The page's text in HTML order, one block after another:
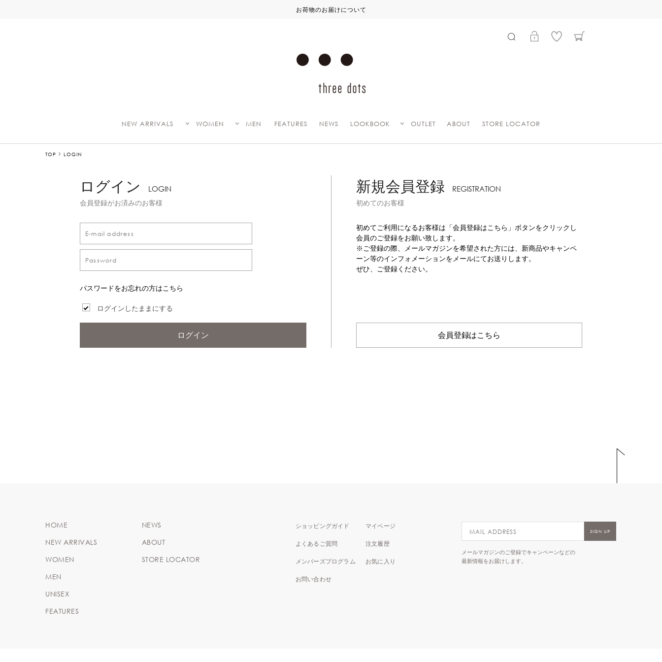
お荷物のお届けについて
NEW ARRIVALS WOMEN MEN FEATURES NEWS LOOKBOOK OUTLET ABOUT STORE LOCATOR
TOP LOGIN
ログイン LOGIN
会員登録がお済みのお客様
パスワードをお忘れの方はこちら
ログインしたままにする
ログイン
新規会員登録 REGISTRATION
初めてのお客様
初めてご利用になるお客様は「会員登録はこちら」ボタンをクリックし
会員のご登録をお願い致します。
※ご登録の際、メールマガジンを希望された方には、新商品やキャンペ
ーン等のインフォメーションをメールにてお送りします。
ぜひ、ご登録ください。
会員登録はこちら
HOME
NEW ARRIVALS
WOMEN
MEN
UNISEX
FEATURES
NEWS
ABOUT
STORE LOCATOR
ショッピングガイド
よくあるご質問
メンバーズプログラム
お問い合わせ
マイページ
注文履歴
お気に入り
メールマガジンのご登録でキャンペーンなどの
最新情報をお届けします。